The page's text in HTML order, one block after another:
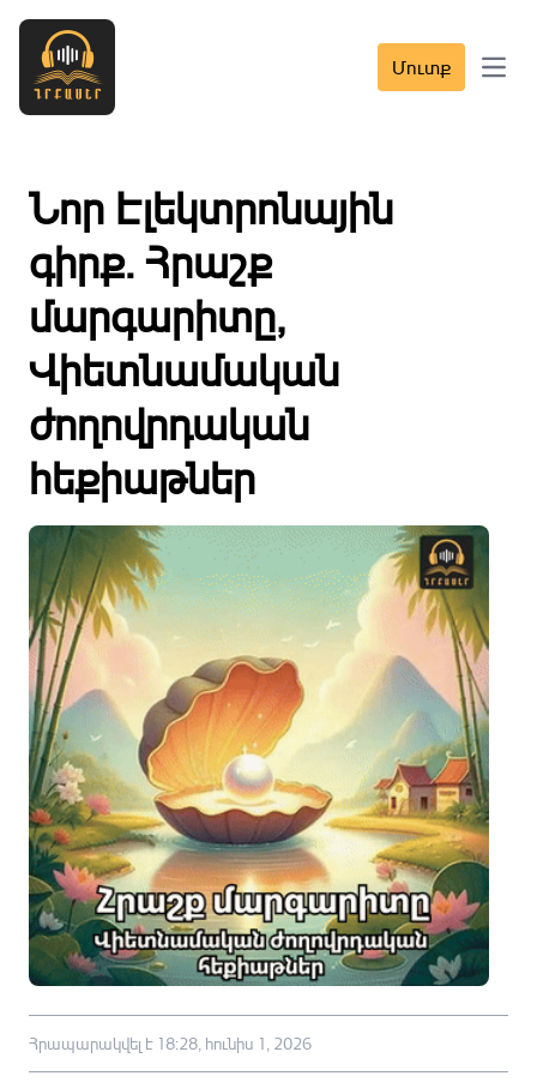
Մուտք Open
Նոր Էլեկտրոնային
գիրք․ Հրաշք
մարգարիտը,
Վիետնամական
ժողովրդական
հեքիաթներ
Հրապարակվել է 18:28, հունիս 1, 2026